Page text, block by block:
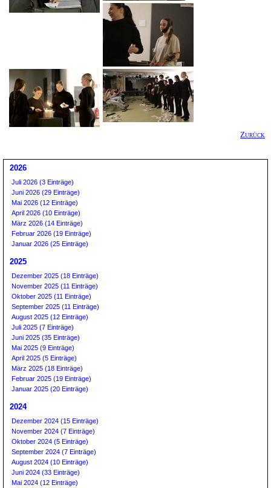
Zurück
2026
Juli 2026 (3 Einträge)
Juni 2026 (29 Einträge)
Mai 2026 (12 Einträge)
April 2026 (10 Einträge)
März 2026 (14 Einträge)
Februar 2026 (19 Einträge)
Januar 2026 (25 Einträge)
2025
Dezember 2025 (18 Einträge)
November 2025 (11 Einträge)
Oktober 2025 (11 Einträge)
September 2025 (11 Einträge)
August 2025 (12 Einträge)
Juli 2025 (7 Einträge)
Juni 2025 (35 Einträge)
Mai 2025 (9 Einträge)
April 2025 (5 Einträge)
März 2025 (18 Einträge)
Februar 2025 (19 Einträge)
Januar 2025 (20 Einträge)
2024
Dezember 2024 (15 Einträge)
November 2024 (7 Einträge)
Oktober 2024 (5 Einträge)
September 2024 (7 Einträge)
August 2024 (10 Einträge)
Juni 2024 (33 Einträge)
Mai 2024 (12 Einträge)